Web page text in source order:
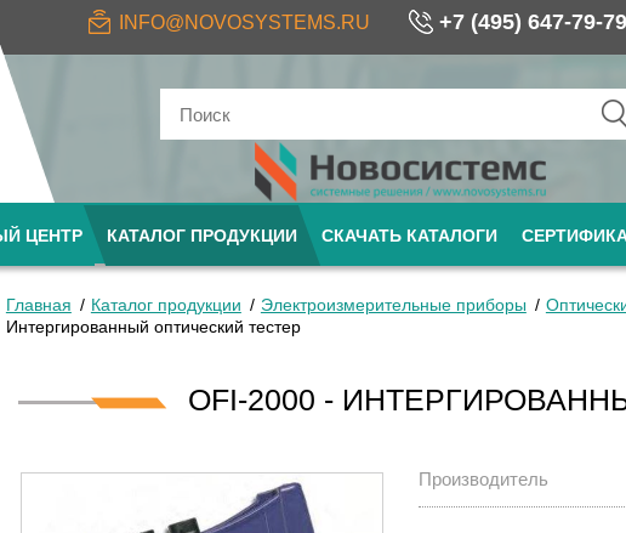
INFO@NOVOSYSTEMS.RU +7 (495) 647-79-79
ЦЕНТР КАТАЛОГ ПРОДУКЦИИ СКАЧАТЬ КАТАЛОГИ
Главная Каталог продукции Электроизмерительные приборы
Интергированный оптический тестер
OFI-2000 -
Производитель